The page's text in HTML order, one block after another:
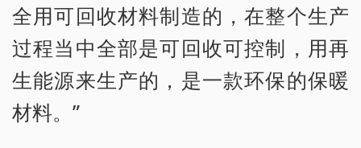
全用可回收材料制造的，在整个生产
过程当中全部是可回收可控制，用再
生能源来生产的，是一款环保的保暖
材料。”